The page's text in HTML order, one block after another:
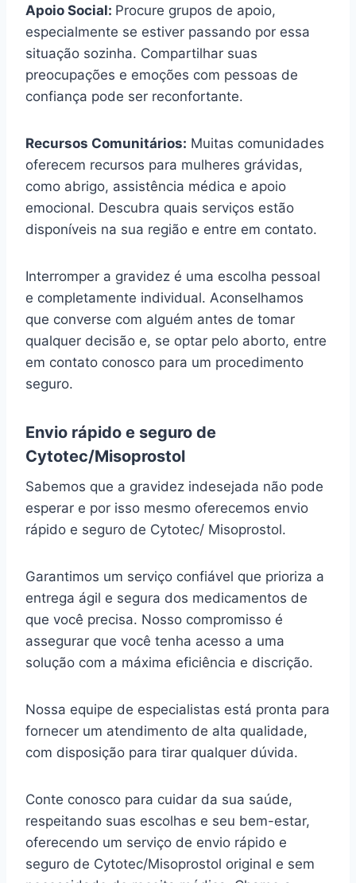
Apoio Social: Procure grupos de apoio,
especialmente se estiver passando por essa
situação sozinha. Compartilhar suas
preocupações e emoções com pessoas de
confiança pode ser reconfortante.
Recursos Comunitários: Muitas comunidades
oferecem recursos para mulheres grávidas,
como abrigo, assistência médica e apoio
emocional. Descubra quais serviços estão
disponíveis na sua região e entre em contato.
Interromper a gravidez é uma escolha pessoal
e completamente individual. Aconselhamos
que converse com alguém antes de tomar
qualquer decisão e, se optar pelo aborto, entre
em contato conosco para um procedimento
seguro.
Envio rápido e seguro de
Cytotec/Misoprostol
Sabemos que a gravidez indesejada não pode
esperar e por isso mesmo oferecemos envio
rápido e seguro de Cytotec/ Misoprostol.
Garantimos um serviço confiável que prioriza a
entrega ágil e segura dos medicamentos de
que você precisa. Nosso compromisso é
assegurar que você tenha acesso a uma
solução com a máxima eficiência e discrição.
Nossa equipe de especialistas está pronta para
fornecer um atendimento de alta qualidade,
com disposição para tirar qualquer dúvida.
Conte conosco para cuidar da sua saúde,
respeitando suas escolhas e seu bem-estar,
oferecendo um serviço de envio rápido e
seguro de Cytotec/Misoprostol original e sem